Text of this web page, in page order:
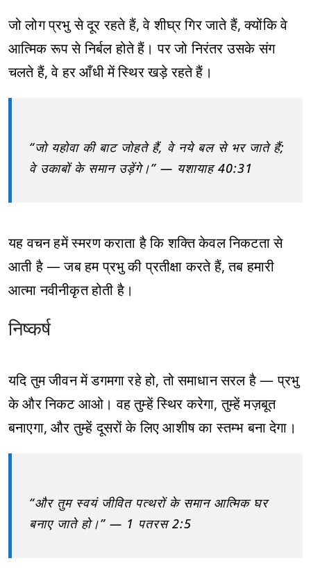
जो लोग प्रभु से दूर रहते हैं, वे शीघ्र गिर जाते हैं, क्योंकि वे
आत्मिक रूप से निर्बल होते हैं। पर जो निरंतर उसके संग
चलते हैं, वे हर आँधी में स्थिर खड़े रहते हैं।
“जो यहोवा की बाट जोहते हैं, वे नये बल से भर जाते हैं;
वे उकाबों के समान उड़ेंगे।” — यशायाह 40:31
यह वचन हमें स्मरण कराता है कि शक्ति केवल निकटता से
आती है — जब हम प्रभु की प्रतीक्षा करते हैं, तब हमारी
आत्मा नवीनीकृत होती है।
निष्कर्ष
यदि तुम जीवन में डगमगा रहे हो, तो समाधान सरल है — प्रभु
के और निकट आओ। वह तुम्हें स्थिर करेगा, तुम्हें मज़बूत
बनाएगा, और तुम्हें दूसरों के लिए आशीष का स्तम्भ बना देगा।
“और तुम स्वयं जीवित पत्थरों के समान आत्मिक घर
बनाए जाते हो।” — 1 पतरस 2:5